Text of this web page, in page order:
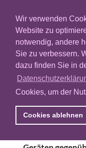
Wir verwenden
Website zu
notwendig, andere
Sie zu verbessern.
dazu finden Sie in
Cookies, um der
Cookies ablehnen
Sowohl die
die
Zielgruppen
sind dennoch
digitaler